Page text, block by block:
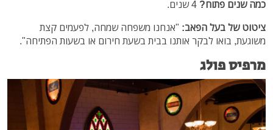
כמה שנים פתוח?
ציטוט של בעל הפאב: "אנחנו משפחה שמחה, לפעמים קצת
משוגעת, בואו לבקר אותנו בבית בשעת חירום או בשעות הפתיחה".
מרפיס פולג